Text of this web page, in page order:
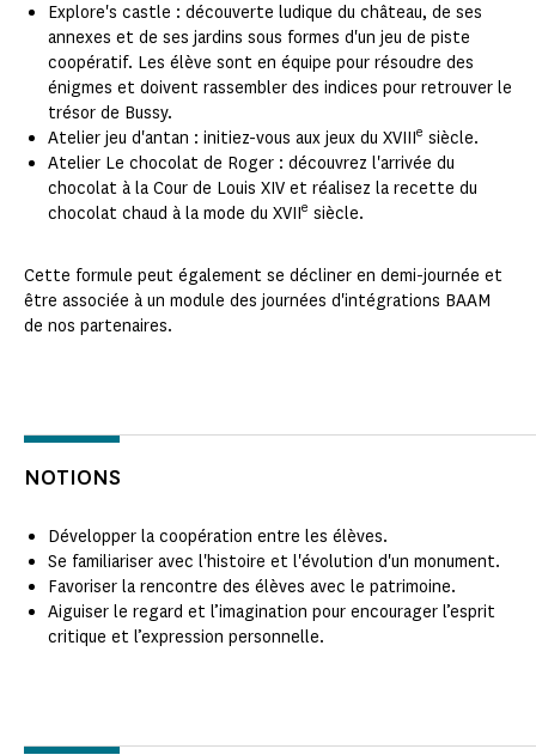
Explore's castle : découverte ludique du château, de ses
annexes et de ses jardins sous formes d'un jeu de piste
coopératif. Les élève sont en équipe pour résoudre des
énigmes et doivent rassembler des indices pour retrouver le
trésor de Bussy.
Atelier jeu d'antan : initiez-vous aux jeux du XVIIIe siècle.
Atelier Le chocolat de Roger : découvrez l'arrivée du
chocolat à la Cour de Louis XIV et réalisez la recette du
chocolat chaud à la mode du XVIIe siècle.
Cette formule peut également se décliner en demi-journée et
être associée à un module des journées d'intégrations BAAM
de nos partenaires.
NOTIONS
Développer la coopération entre les élèves.
Se familiariser avec l'histoire et l'évolution d'un monument.
Favoriser la rencontre des élèves avec le patrimoine.
Aiguiser le regard et l’imagination pour encourager l’esprit
critique et l’expression personnelle.